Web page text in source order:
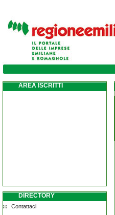
falegnami felino
AREA ISCRITTI
DIRECTORY
Contattaci